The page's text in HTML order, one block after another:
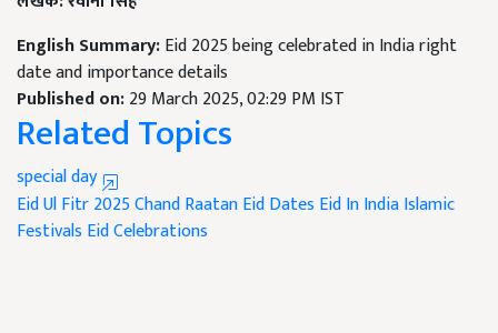
English Summary:Eid 2025 being celebrated in India right
date and importance details
Published on:29 March 2025, 02:29 PM IST
Related Topics
special day
Eid Ul Fitr 2025Chand RaatanEid Dates Eid In IndiaIslamic
Festivals Eid Celebrations